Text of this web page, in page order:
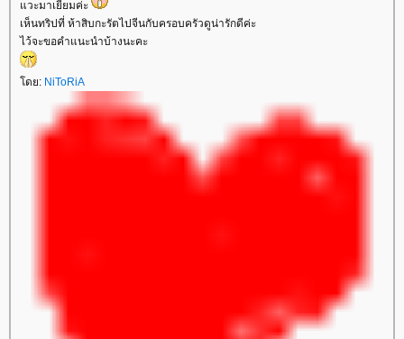
วะมาเยี่ยมค่ะ
เห็นทริปที่ ห้าสิบกะรัตไปจีนกับครอบครัวดูน่ารักดีค่ะ
ไว้จะขอคำแนะนำบ้างนะคะ
ดย: NiToRiA